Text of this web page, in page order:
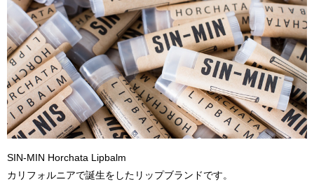
SIN-MIN Horchata Lipbalm
カリフォルニアで誕生をしたリップブランドです。